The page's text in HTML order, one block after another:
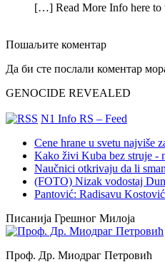
[…] Read More Info here to
Пошаљите коментар
Да би сте послали коментар
GENOCIDE REVEALED
N1 Info RS – Feed
Cene hrane u svetu najviše
Kako živi Kuba bez struje -
Naučnici otkrivaju da li
(FOTO) Nizak vodostaj
Pantović: Radisavu
Писанија Грешног Милоја
Проф. Др. Миодраг Петровић